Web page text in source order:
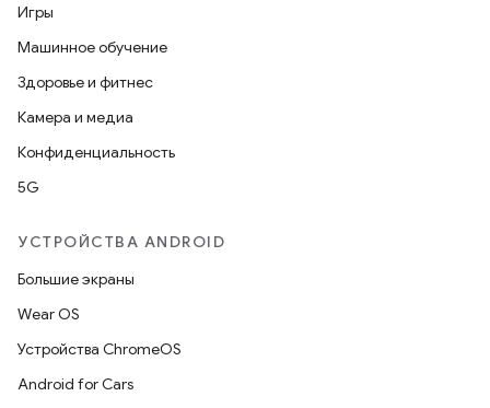
Игры
Машинное обучение
Здоровье и фитнес
Камера и медиа
Конфиденциальность
5G
УСТРОЙСТВА ANDROID
Большие экраны
Wear OS
Устройства ChromeOS
Android for Cars